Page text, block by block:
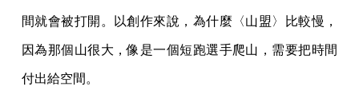
間就會被打開。以創作來說，為什麼〈山盟〉比較慢，
因為那個山很大，像是一個短跑選手爬山，需要把時間
付出給空間。